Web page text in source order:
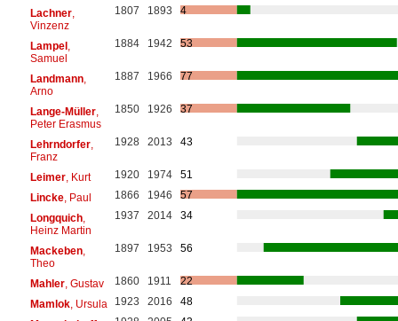
Lachner,
Vinzenz
1807 1893 4
Lampel,
Samuel
1884 1942 53
Landmann,
Arno
1887 1966 77
Lange-Müller,
Peter Erasmus
1850 1926 37
Lehrndorfer,
Franz
1928 2013 43
Leimer, Kurt 1920 1974
51
Lincke, Paul 1866 1946
57
Longquich,
Heinz Martin
1937 2014 34
Mackeben,
Theo
1897 1953 56
Mahler, Gustav 1860 1911
22
Mamlok, Ursula 1923 2016
48